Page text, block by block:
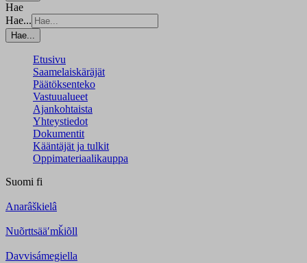
Hae
Hae...
Hae...
Etusivu
Saamelaiskäräjät
Päätöksenteko
Vastuualueet
Ajankohtaista
Yhteystiedot
Dokumentit
Kääntäjät ja tulkit
Oppimateriaalikauppa
Suomi fi
Anarâškielâ
Nuõrttsääʹmǩiõll
Davvisámegiella